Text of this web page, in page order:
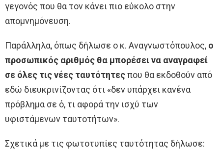
γεγονός που θα τον κάνει πιο εύκολο στην
απομνημόνευση.
Παράλληλα, όπως δήλωσε ο κ. Αναγνωστόπουλος, ο
προσωπικός αριθμός θα μπορέσει να αναγραφεί
σε όλες τις νέες ταυτότητεςπου θα εκδοθούν από
εδώ διευκρινίζοντας ότι «δεν υπάρχει κανένα
πρόβλημα σε ό, τι αφορά την ισχύ των
υφιστάμενων ταυτοτήτων».
Σχετικά με τις φωτοτυπίες ταυτότητας δήλωσε: